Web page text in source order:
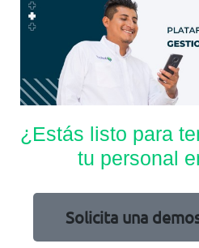
¿Estás listo para
tu personal
Solicita una